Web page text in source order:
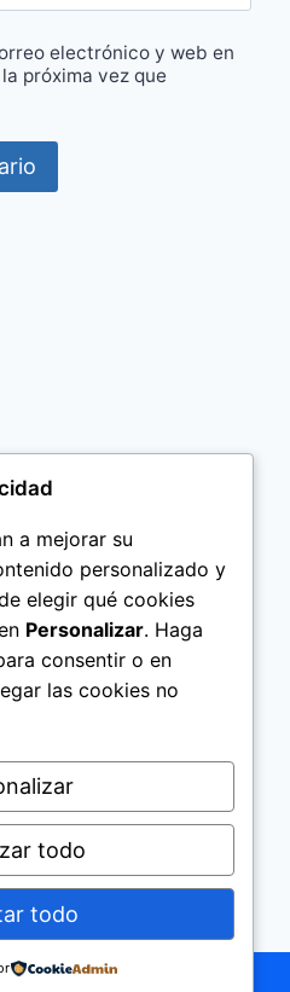
electrónico y web en
próxima vez que
de los Nombres Help
a mejorar su
personalizado y
elegir qué cookies
Personalizar. Haga
consentir o en
las cookies no
todo
todo